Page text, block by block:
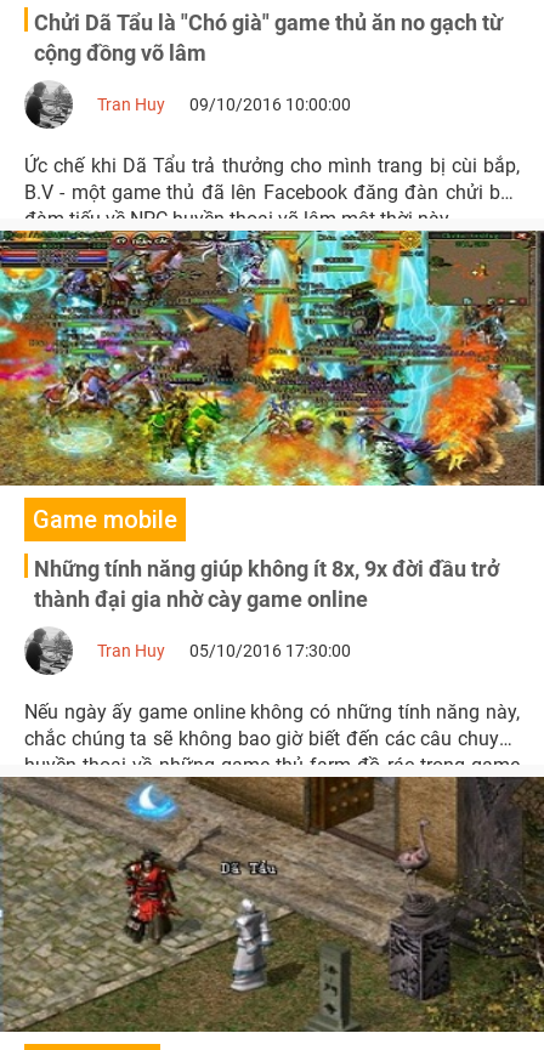
Chửi Dã Tẩu là "Chó già" game thủ ăn no gạch từ
cộng đồng võ lâm
Tran Huy 09/10/2016 10:00:00
Ức chế khi Dã Tẩu trả thưởng cho mình trang bị cùi bắp,
B.V - một game thủ đã lên Facebook đăng đàn chửi bới,
đàm tiếu về NPC huyền thoại võ lâm một thời này.
Game mobile
Những tính năng giúp không ít 8x, 9x đời đầu trở
thành đại gia nhờ cày game online
Tran Huy 05/10/2016 17:30:00
Nếu ngày ấy game online không có những tính năng này,
chắc chúng ta sẽ không bao giờ biết đến các câu chuyện
huyền thoại về những game thủ farm đồ rác trong game
bán lấy tiền tậu SH...